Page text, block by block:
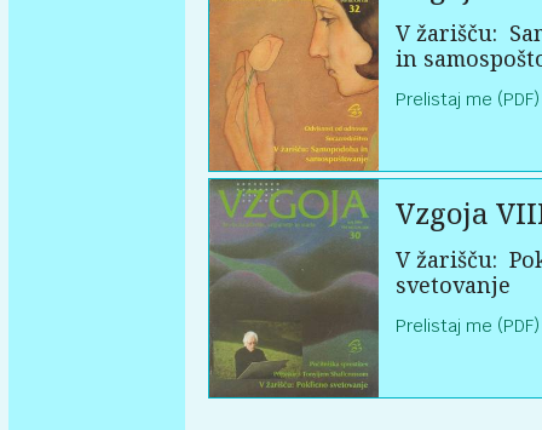
V žarišču:
in
Prelistaj me (PDF)
Vzgoja
V žarišču:
svetovanje
Prelistaj me (PDF)